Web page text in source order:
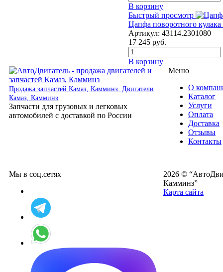
В корзину
Быстрый просмотр
Цапфа поворотного
Артикул: 43114.2301080
17 245 руб.
В корзину
Продажа запчастей Камаз, Камминз. Двигатели
Камаз, Камминз
Запчасти для грузовых и легковых
автомобилей с доставкой по России
Меню
О
Каталог
Услуги
Оплата
Доставка
Отзывы
Контакты
Мы в соц.сетях
2026 ©
Камминз”
Карта сайта